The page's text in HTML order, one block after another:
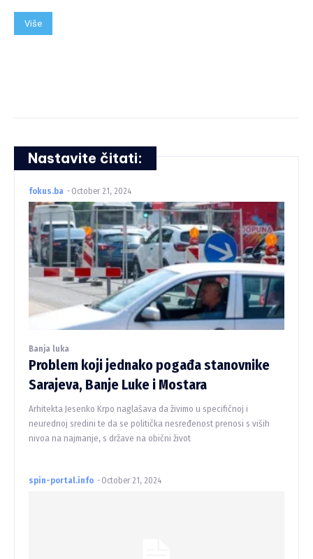
Više
Nastavite čitati:
fokus.ba - October 21, 2024
Banja luka
Problem koji jednako pogađa stanovnike
Sarajeva, Banje Luke i Mostara
Arhitekta Jesenko Krpo naglašava da živimo u specifičnoj i
neurednoj sredini te da se politička nesređenost prenosi s viših
nivoa na najmanje, s države na obični život
spin-portal.info - October 21, 2024